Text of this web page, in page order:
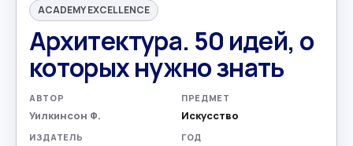
ACADEMY EXCELLENCE
Архитектура. 50 идей, о
которых нужно знать
АВТОР
Уилкинсон Ф.
ПРЕДМЕТ
Искусство
ИЗДАТЕЛЬ ГОД